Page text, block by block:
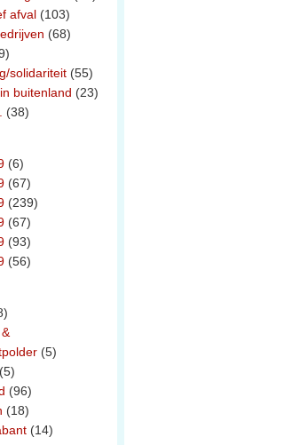
afval (103)
(68)
solidariteit (55)
buitenland (23)
(38)
(6)
(67)
(239)
(67)
(93)
(56)
(5)
(5)
(96)
(18)
(14)